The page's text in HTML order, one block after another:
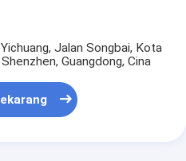
Jalan Songbai, Kota
Guangdong, Cina